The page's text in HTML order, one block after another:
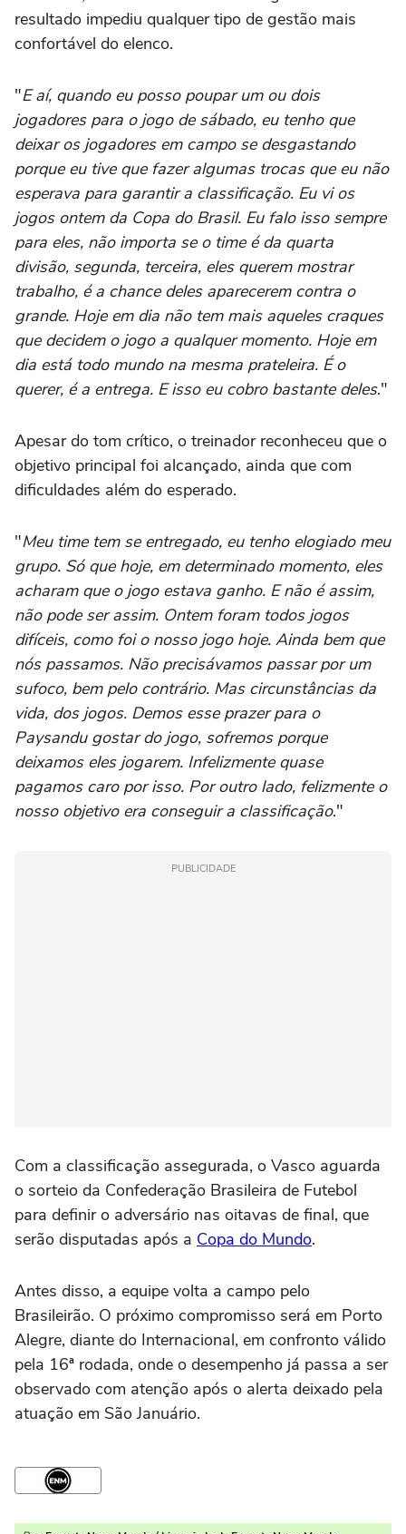
resultado impediu qualquer tipo de gestão mais
confortável do elenco.
"E aí, quando eu posso poupar um ou dois
jogadores para o jogo de sábado, eu tenho que
deixar os jogadores em campo se desgastando
porque eu tive que fazer algumas trocas que eu não
esperava para garantir a classificação. Eu vi os
jogos ontem da Copa do Brasil. Eu falo isso sempre
para eles, não importa se o time é da quarta
divisão, segunda, terceira, eles querem mostrar
trabalho, é a chance deles aparecerem contra o
grande. Hoje em dia não tem mais aqueles craques
que decidem o jogo a qualquer momento. Hoje em
dia está todo mundo na mesma prateleira. É o
querer, é a entrega. E isso eu cobro bastante deles."
Apesar do tom crítico, o treinador reconheceu que o
objetivo principal foi alcançado, ainda que com
dificuldades além do esperado.
"Meu time tem se entregado, eu tenho elogiado meu
grupo. Só que hoje, em determinado momento, eles
acharam que o jogo estava ganho. E não é assim,
não pode ser assim. Ontem foram todos jogos
difíceis, como foi o nosso jogo hoje. Ainda bem que
nós passamos. Não precisávamos passar por um
sufoco, bem pelo contrário. Mas circunstâncias da
vida, dos jogos. Demos esse prazer para o
Paysandu gostar do jogo, sofremos porque
deixamos eles jogarem. Infelizmente quase
pagamos caro por isso. Por outro lado, felizmente o
nosso objetivo era conseguir a classificação."
PUBLICIDADE
Com a classificação assegurada, o Vasco aguarda
o sorteio da Confederação Brasileira de Futebol
para definir o adversário nas oitavas de final, que
serão disputadas após a Copa do Mundo.
Antes disso, a equipe volta a campo pelo
Brasileirão. O próximo compromisso será em Porto
Alegre, diante do Internacional, em confronto válido
pela 16ª rodada, onde o desempenho já passa a ser
observado com atenção após o alerta deixado pela
atuação em São Januário.